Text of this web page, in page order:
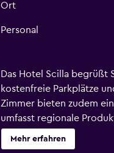
Ort
Personal
Das Hotel Scilla begrüßt
kostenfreie Parkplätze
Zimmer bieten zudem
umfasst regionale
von der Sie einen Blick
Calabria erreichen Sie
Mehr erfahren